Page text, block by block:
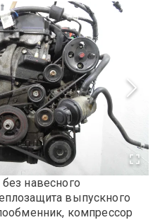
навесного
выпускного
компрессор